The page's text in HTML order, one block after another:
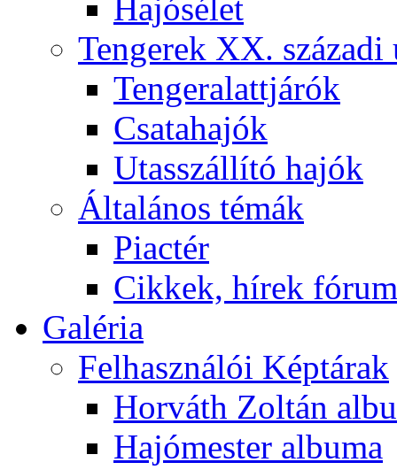
Hajósélet
Tengerek XX. századi
Tengeralattjárók
Csatahajók
Utasszállító hajók
Általános témák
Piactér
Cikkek, hírek
Galéria
Felhasználói Képtárak
Horváth Zoltán
Hajómester albuma